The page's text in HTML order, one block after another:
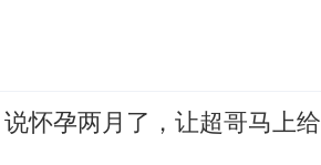
怀孕两月了，让超哥马上给